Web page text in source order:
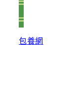
包養網